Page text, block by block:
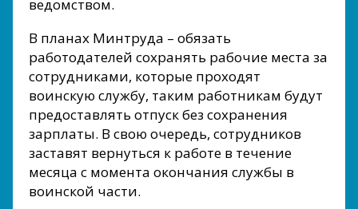
ведомством.
В планах Минтруда – обязать
работодателей сохранять рабочие места за
сотрудниками, которые проходят
воинскую службу, таким работникам будут
предоставлять отпуск без сохранения
зарплаты. В свою очередь, сотрудников
заставят вернуться к работе в течение
месяца с момента окончания службы в
воинской части.